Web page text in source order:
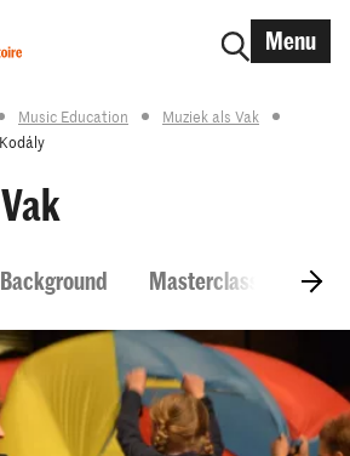
Menu
Music Education
Muziek als Vak
Background Masterclass weekend